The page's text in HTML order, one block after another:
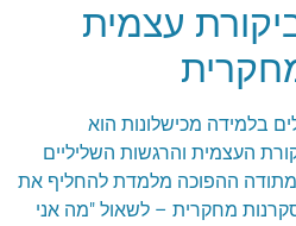
עצמית
בלמידה מכישלונות הוא
העצמית והרגשות השליליים
ההפוכה מלמדת להחליף את
מחקרית – לשאול "מה אני